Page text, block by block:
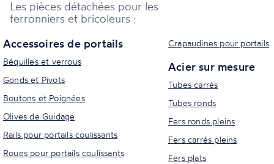
Les pièces détachées pour les
ferronniers et bricoleurs :
Accessoires de portails
Béquilles et verrous
Gonds et Pivots
Boutons et Poignées
Olives de Guidage
Rails pour portails coulissants
Roues pour portails coulissants
Crapaudines pour portails
Acier sur mesure
Tubes carrés
Tubes ronds
Fers ronds pleins
Fers carrés pleins
Fers plats